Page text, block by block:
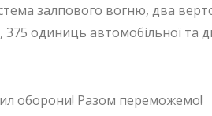
залпового вогню, два
375 одиниць автомобільної та
оборони! Разом переможемо!